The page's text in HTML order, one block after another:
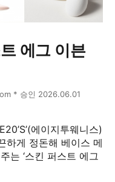
에그 이븐
* 승인 2026.06.01
에이지투웨니스)
하게 정돈해 베이스 메
는 ‘스킨 퍼스트 에그